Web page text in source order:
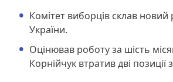
Комітет виборців склав
України.
Оцінював роботу за шість
Корнійчук втратив дві позиції